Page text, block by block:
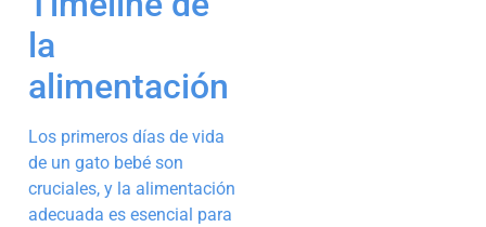
la
alimentación
Los primeros días de vida
de un gato bebé son
cruciales, y la alimentación
adecuada es esencial para